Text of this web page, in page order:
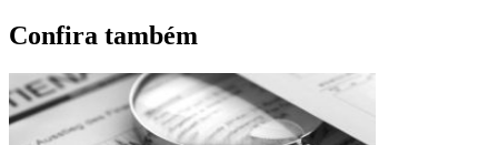
Confira também